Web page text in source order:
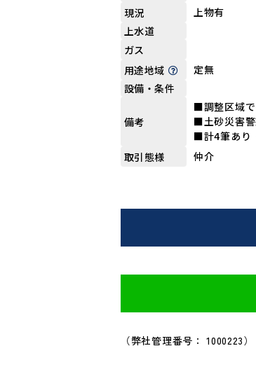
現況
上物有
上水道
ガス
用途地域
定無
設備・条件
備考
■調整区域
■土砂災害警
■計4筆あり
取引態様
仲介
（弊社管理番号： 1000223）